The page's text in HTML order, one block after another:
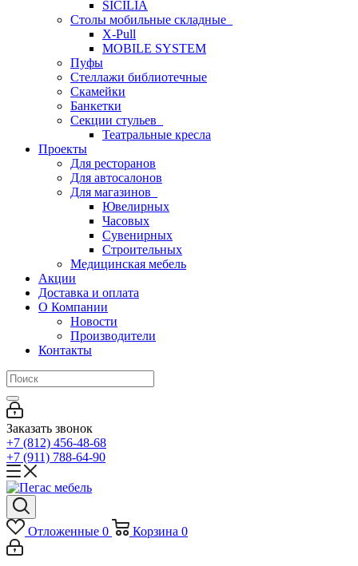
SICILIA
Столы мобильные складные
X-Pull
MOBILE SYSTEM
Пуфы
Стеллажи библиотечные
Скамейки
Банкетки
Секции стульев
Театральные кресла
Проекты
Для ресторанов
Для автосалонов
Для магазинов
Ювелирных
Часовых
Сувенирных
Строительных
Медицинская мебель
Акции
Доставка и оплата
О Компании
Новости
Производители
Контакты
Заказать звонок
+7 (812) 456-48-68
+7 (911) 788-64-90
Отложенные 0 Корзина 0